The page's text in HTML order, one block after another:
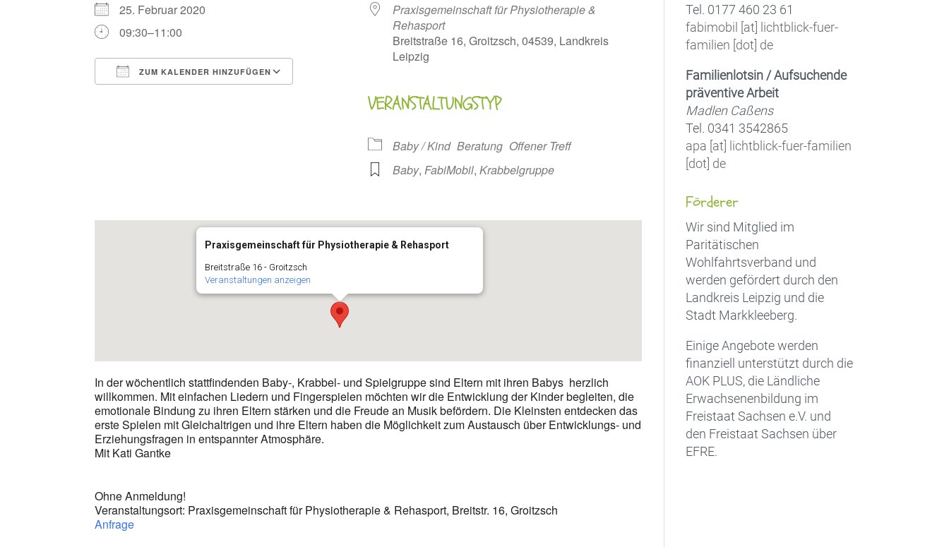
25. Februar 2020
09:30–11:00
ZUM KALENDER HINZUFÜGEN
Google Kalender iCalendar Office 365
Praxisgemeinschaft für Physiotherapie &
Rehasport
Breitstraße 16, Groitzsch, 04539, Landkreis
Leipzig
VERANSTALTUNGSTYP
Baby / Kind Beratung Offener Treff
Baby,FabiMobil,Krabbelgruppe
Praxisgemeinschaft für Physiotherapie & Rehasport
Breitstraße 16 - Groitzsch
Veranstaltungen anzeigen
In der wöchentlich stattfindenden Baby-, Krabbel- und Spielgruppe sind Eltern mit ihren Babys herzlich
willkommen. Mit einfachen Liedern und Fingerspielen möchten wir die Entwicklung der Kinder begleiten, die
emotionale Bindung zu ihren Eltern stärken und die Freude an Musik befördern. Die Kleinsten entdecken das
erste Spielen mit Gleichaltrigen und ihre Eltern haben die Möglichkeit zum Austausch über Entwicklungs- und
Erziehungsfragen in entspannter Atmosphäre.
Mit Kati Gantke
Ohne Anmeldung!
Veranstaltungsort: Praxisgemeinschaft für Physiotherapie & Rehasport, Breitstr. 16, Groitzsch
Anfrage
Tel. 0177 460 23 61
fabimobil [at] lichtblick-fuer-
familien [dot] de
Familienlotsin / Aufsuchende
präventive Arbeit
Madlen Caßens
Tel. 0341 3542865
apa [at] lichtblick-fuer-familien
[dot] de
Förderer
Wir sind Mitglied im
Paritätischen
Wohlfahrtsverband und
werden gefördert durch den
Landkreis Leipzig und die
Stadt Markkleeberg.
Einige Angebote werden
finanziell unterstützt durch die
AOK PLUS, die Ländliche
Erwachsenenbildung im
Freistaat Sachsen e.V. und
den Freistaat Sachsen über
EFRE.